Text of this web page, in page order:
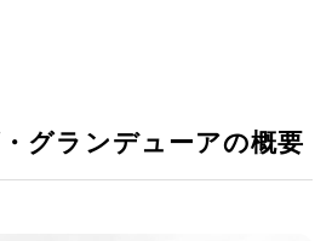
グランデューアの概要